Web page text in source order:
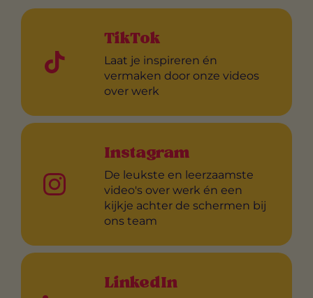
TikTok
Laat je inspireren én
vermaken door onze videos
over werk
Instagram
De leukste en leerzaamste
video's over werk én een
kijkje achter de schermen bij
ons team
LinkedIn